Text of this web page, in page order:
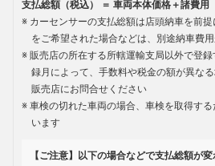
支払総額（税込） ＝ 車両本体価格＋諸費用
カーセンサーの支払総額は店頭納車を前
をご希望された場合などは、別途納車費
販売店の所在する所轄運輸支局以外で登
録月によって、手数料や税金の額が異な
販売店にお問合せください
車検の切れた車両の場合、車検を取得す
います
【ご注意】以下の場合などで支払総額が